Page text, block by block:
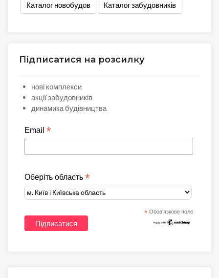
Каталог новобудов Каталог забудовників
Підписатися на розсилку
нові комплекси
акції забудовників
динамика будівництва
Email *
Оберіть область *
* Обов'язкове поле